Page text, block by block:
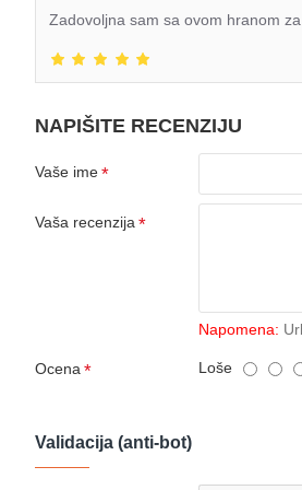
Zadovoljna sam sa ovom hranom
NAPIŠITE RECENZIJU
Vaše ime
Vaša recenzija
Napomena:
Ocena Loše
Validacija (anti-bot)